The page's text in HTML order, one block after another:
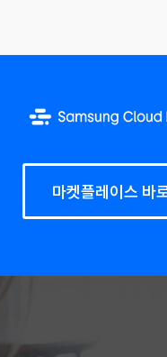
마켓플레이스 바